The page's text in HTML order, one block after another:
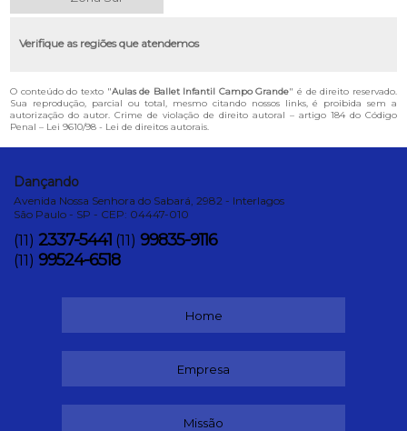
Verifique as regiões que atendemos
O conteúdo do texto "Aulas de Ballet Infantil Campo Grande" é de direito reservado.
Sua reprodução, parcial ou total, mesmo citando nossos links, é proibida sem a
autorização do autor. Crime de violação de direito autoral – artigo 184 do Código
Penal – Lei 9610/98 - Lei de direitos autorais.
Dançando
Avenida Nossa Senhora do Sabará, 2982 - Interlagos
São Paulo - SP - CEP: 04447-010
(11) 2337-5441 (11) 99835-9116
(11) 99524-6518
Home
Empresa
Missão